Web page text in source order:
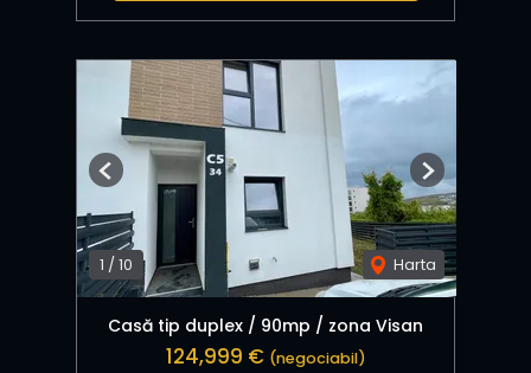
1 / 10 Harta
Previous Next
Casă tip duplex / 90mp / zona Visan
124,999 € (negociabil)